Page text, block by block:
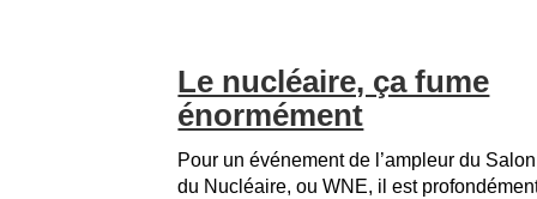
Le nucléaire, ça fume
énormément
Pour un événement de l’ampleur du
du Nucléaire, ou WNE, il est